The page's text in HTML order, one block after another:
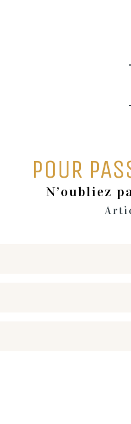
POUR
N’oubliez